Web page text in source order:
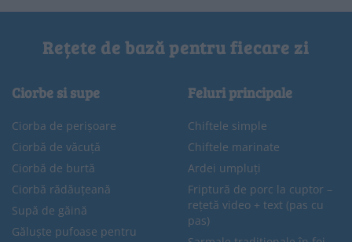
Rețete de bază pentru fiecare zi
Ciorbe si supe
Ciorba de perișoare
Ciorbă de văcuță
Ciorbă de burtă
Ciorbă rădăuțeană
Supă de găină
Găluște pufoase pentru
Feluri principale
Chiftele simple
Chiftele marinate
Ardei umpluți
Friptură de porc la cuptor –
rețetă video + text (pas cu
pas)